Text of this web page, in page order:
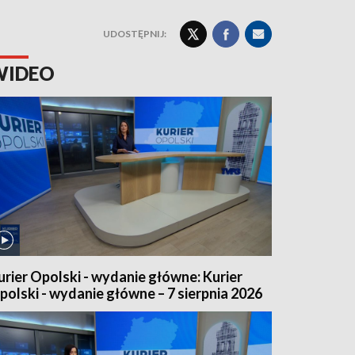
UDOSTĘPNIJ:
Opolski - wydanie główne: Kurier
- wydanie główne – 7 sierpnia 2026